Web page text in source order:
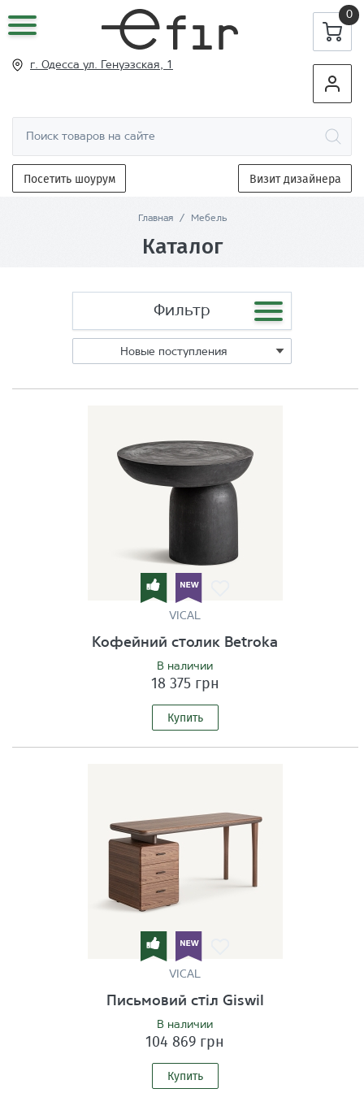
0
г. Одесса ул. Генуэзская, 1
Посетить шоурум Визит дизайнера
Главная / Мебель
Каталог
Фильтр
VICAL
Кофейний столик Betroka
В наличии
18 375 грн
Купить
VICAL
Письмовий стіл Giswil
В наличии
104 869 грн
Купить